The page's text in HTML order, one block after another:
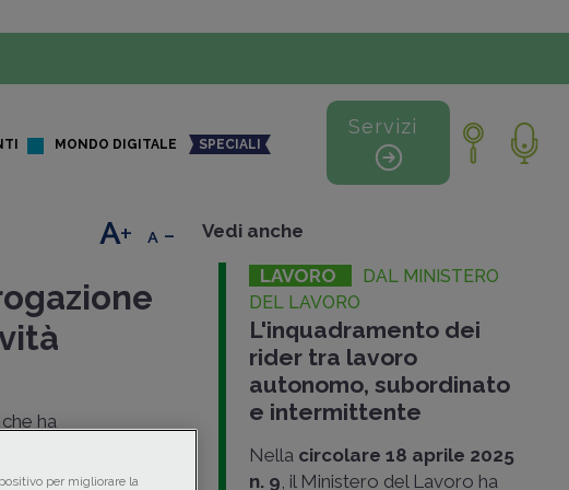
MONDO DIGITALE SPECIALI
Servizi
ha
n. 2567/1923
+ - Vedi anche
LAVORO
DAL MINISTERO
DEL LAVORO
L'inquadramento dei
rider tra lavoro
autonomo, subordinato
e intermittente
Nella circolare 18 aprile 2025
n. 9, il Ministero del Lavoro ha
per migliorare la